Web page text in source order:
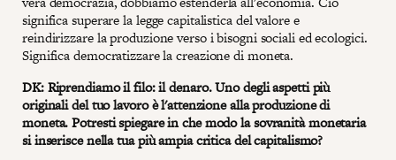
significa superare la legge capitalistica del valore e
reindirizzare la produzione verso i bisogni sociali ed ecologici.
Significa democratizzare la creazione di moneta.
DK: Riprendiamo il filo: il denaro. Uno degli aspetti più
originali del tuo lavoro è l'attenzione alla produzione di
moneta. Potresti spiegare in che modo la sovranità monetaria
si inserisce nella tua più ampia critica del capitalismo?